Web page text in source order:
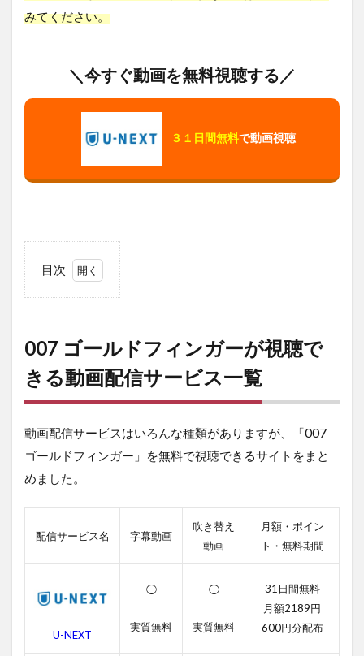
みてください。
＼今すぐ動画を無料視聴する／
３１日間無料で動画視聴
目次
ー
ル
ド
フ
ィ
ガ
が
視
で
る
信
007 ゴールドフィンガーが視聴で
きる動画配信サービス一覧
動画配信サービスはいろんな種類がありますが、「007
ゴールドフィンガー」を無料で視聴できるサイトをまと
めました。
配信サービス名 字幕動画
吹き替え
動画
月額・ポイン
ト・無料期間
U-NEXT
◯
実質無料
◯
実質無料
31日間無料
月額2189円
600円分配布